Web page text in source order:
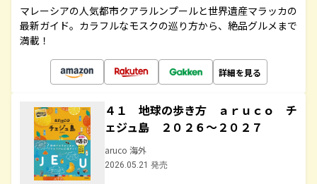
マレーシアの人気都市クアラルンプールと世界遺産マラッカの
最新ガイド。カラフルなモスクの巡り方から、絶品グルメまで
満載！
詳細を見る
４１ 地球の歩き方 ａｒｕｃｏ チ
ェジュ島 ２０２６～２０２７
aruco 海外
2026.05.21 発売